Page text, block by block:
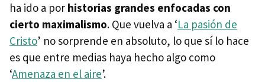
ha ido a por historias grandes enfocadas con
cierto maximalismo. Que vuelva a ‘La pasión de
Cristo’ no sorprende en absoluto, lo que sí lo hace
es que entre medias haya hecho algo como
‘Amenaza en el aire’.